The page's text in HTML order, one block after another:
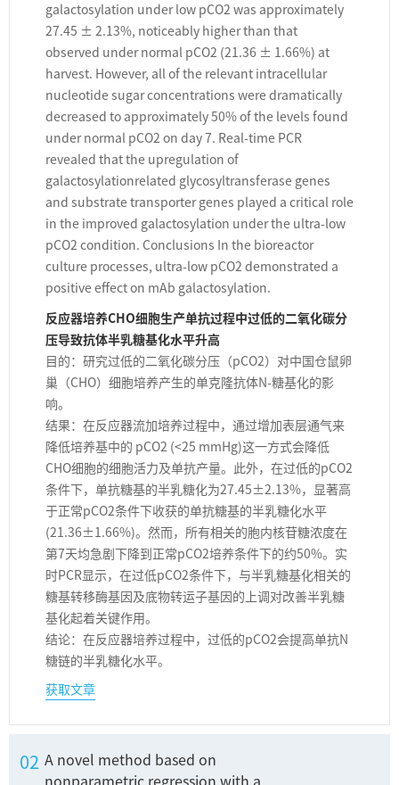
galactosylation under low pCO2 was approximately
27.45 ± 2.13%, noticeably higher than that
observed under normal pCO2 (21.36 ± 1.66%) at
harvest. However, all of the relevant intracellular
nucleotide sugar concentrations were dramatically
decreased to approximately 50% of the levels found
under normal pCO2 on day 7. Real-time PCR
revealed that the upregulation of
galactosylationrelated glycosyltransferase genes
and substrate transporter genes played a critical role
in the improved galactosylation under the ultra-low
pCO2 condition. Conclusions In the bioreactor
culture processes, ultra-low pCO2 demonstrated a
positive effect on mAb galactosylation.
反应器培养CHO细胞生产单抗过程中过低的二氧化碳分
压导致抗体半乳糖基化水平升高
目的：研究过低的二氧化碳分压（pCO2）对中国仓鼠卵
巢（CHO）细胞培养产生的单克隆抗体N-糖基化的影
响。
结果：在反应器流加培养过程中，通过增加表层通气来
降低培养基中的 pCO2 (<25 mmHg)这一方式会降低
CHO细胞的细胞活力及单抗产量。此外，在过低的pCO2
条件下，单抗糖基的半乳糖化为27.45±2.13%，显著高
于正常pCO2条件下收获的单抗糖基的半乳糖化水平
(21.36±1.66%)。然而，所有相关的胞内核苷糖浓度在
第7天均急剧下降到正常pCO2培养条件下的约50%。实
时PCR显示，在过低pCO2条件下，与半乳糖基化相关的
糖基转移酶基因及底物转运子基因的上调对改善半乳糖
基化起着关键作用。
结论：在反应器培养过程中，过低的pCO2会提高单抗N
糖链的半乳糖化水平。
获取文章
02 A novel method based on